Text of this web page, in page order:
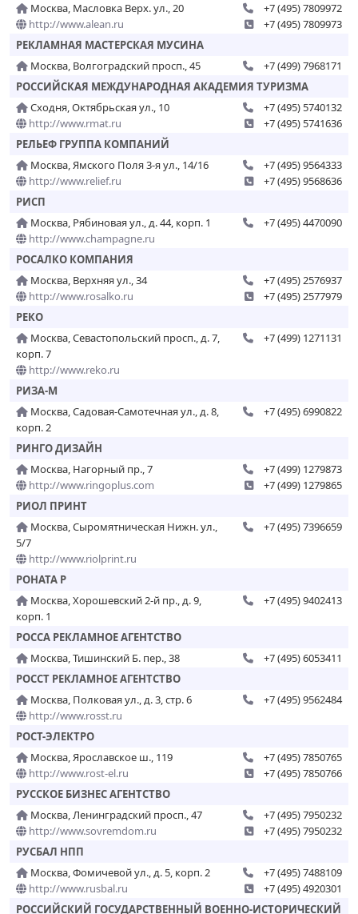
Москва, Масловка Верх. ул., 20
http://www.alean.ru
+7 (495) 7809972
+7 (495) 7809973
РЕКЛАМНАЯ МАСТЕРСКАЯ МУСИНА
Москва, Волгоградский просп., 45
+7 (499) 7968171
РОССИЙСКАЯ МЕЖДУНАРОДНАЯ АКАДЕМИЯ ТУРИЗМА
Сходня, Октябрьская ул., 10
http://www.rmat.ru
+7 (495) 5740132
+7 (495) 5741636
РЕЛЬЕФ ГРУППА КОМПАНИЙ
Москва, Ямского Поля 3-я ул., 14/16
http://www.relief.ru
+7 (495) 9564333
+7 (495) 9568636
РИСП
Москва, Рябиновая ул., д. 44, корп. 1
http://www.champagne.ru
+7 (495) 4470090
РОСАЛКО КОМПАНИЯ
Москва, Верхняя ул., 34
http://www.rosalko.ru
+7 (495) 2576937
+7 (495) 2577979
РЕКО
Москва, Севастопольский просп., д. 7,
корп. 7
http://www.reko.ru
+7 (499) 1271131
РИЗА-М
Москва, Садовая-Самотечная ул., д. 8,
корп. 2
+7 (495) 6990822
РИНГО ДИЗАЙН
Москва, Нагорный пр., 7
http://www.ringoplus.com
+7 (499) 1279873
+7 (499) 1279865
РИОЛ ПРИНТ
Москва, Сыромятническая Нижн. ул.,
5/7
http://www.riolprint.ru
+7 (495) 7396659
РОНАТА Р
Москва, Хорошевский 2-й пр., д. 9,
корп. 1
+7 (495) 9402413
РОССА РЕКЛАМНОЕ АГЕНТСТВО
Москва, Тишинский Б. пер., 38
+7 (495) 6053411
РОССТ РЕКЛАМНОЕ АГЕНТСТВО
Москва, Полковая ул., д. 3, стр. 6
http://www.rosst.ru
+7 (495) 9562484
РОСТ-ЭЛЕКТРО
Москва, Ярославское ш., 119
http://www.rost-el.ru
+7 (495) 7850765
+7 (495) 7850766
РУССКОЕ БИЗНЕС АГЕНТСТВО
Москва, Ленинградский просп., 47
http://www.sovremdom.ru
+7 (495) 7950232
+7 (495) 7950232
РУСБАЛ НПП
Москва, Фомичевой ул., д. 5, корп. 2
http://www.rusbal.ru
+7 (495) 7488109
+7 (495) 4920301
РОССИЙСКИЙ ГОСУДАРСТВЕННЫЙ ВОЕННО-ИСТОРИЧЕСКИЙ